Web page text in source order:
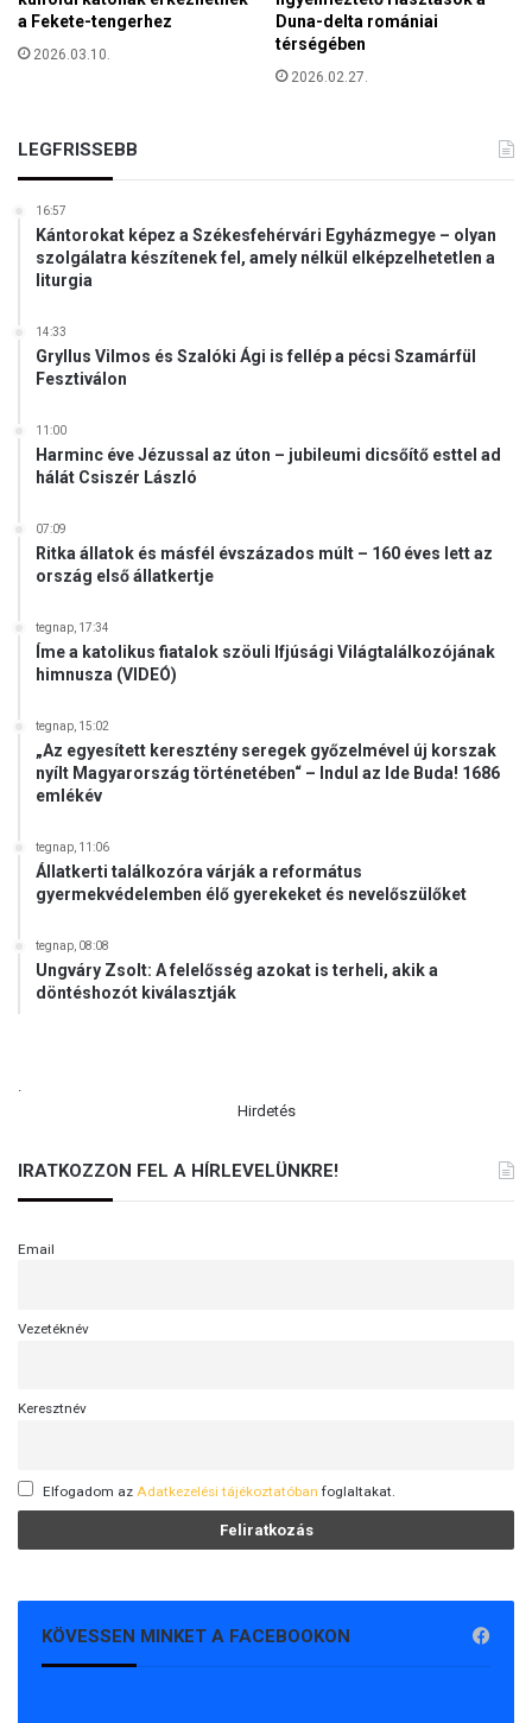
a Fekete-tengerhez
2026.03.10.
Duna-delta romániai
térségében
2026.02.27.
LEGFRISSEBB
16:57
Kántorokat képez a Székesfehérvári Egyházmegye – olyan
szolgálatra készítenek fel, amely nélkül elképzelhetetlen a
liturgia
14:33
Gryllus Vilmos és Szalóki Ági is fellép a pécsi Szamárfül
Fesztiválon
11:00
Harminc éve Jézussal az úton – jubileumi dicsőítő esttel ad
hálát Csiszér László
07:09
Ritka állatok és másfél évszázados múlt – 160 éves lett az
ország első állatkertje
tegnap, 17:34
Íme a katolikus fiatalok szöuli Ifjúsági Világtalálkozójának
himnusza (VIDEÓ)
tegnap, 15:02
„Az egyesített keresztény seregek győzelmével új korszak
nyílt Magyarország történetében“ – Indul az Ide Buda! 1686
emlékév
tegnap, 11:06
Állatkerti találkozóra várják a református
gyermekvédelemben élő gyerekeket és nevelőszülőket
tegnap, 08:08
Ungváry Zsolt: A felelősség azokat is terheli, akik a
döntéshozót kiválasztják
Hirdetés
IRATKOZZON FEL A HÍRLEVELÜNKRE!
Email
Vezetéknév
Keresztnév
Elfogadom az Adatkezelési tájékoztatóban foglaltakat.
KÖVESSEN MINKET A FACEBOOKON